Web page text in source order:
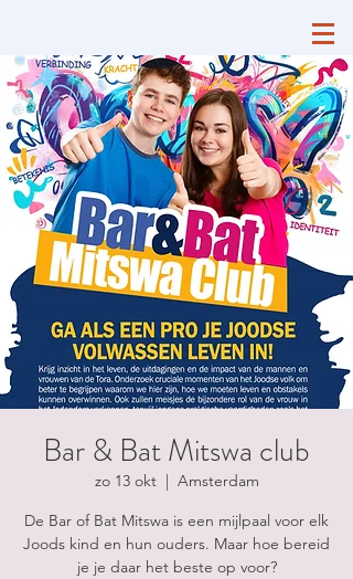
Bar & Bat Mitswa club
zo 13 okt
  |
Amsterdam
De Bar of Bat Mitswa is een mijlpaal voor elk
Joods kind en hun ouders. Maar hoe bereid
je je daar het beste op voor?